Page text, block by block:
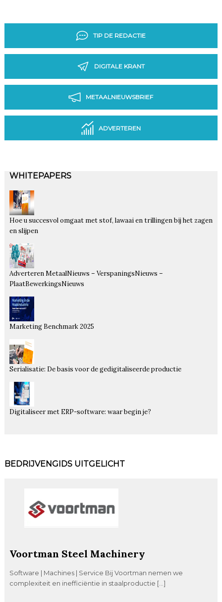
TIP DE REDACTIE
DIGITALE KRANT
METAALNIEUWSBRIEF
ADVERTEREN
WHITEPAPERS
Hoe u succesvol omgaat met stof, lawaai en trillingen bij het zagen
en slijpen
Adverteren MetaalNieuws – VerspaningsNieuws –
PlaatBewerkingsNieuws
Marketing Benchmark 2025
Serialisatie: De basis voor de gedigitaliseerde productie
Digitaliseer met ERP-software: waar begin je?
BEDRIJVENGIDS UITGELICHT
Voortman Steel Machinery
Software | Machines | Service Bij Voortman nemen we
complexiteit en inefficiëntie in staalproductie […]